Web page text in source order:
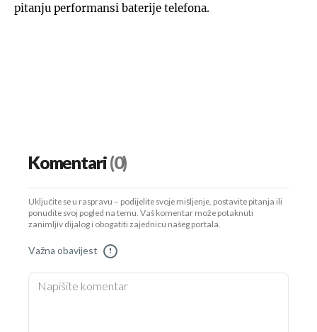
pitanju performansi baterije telefona.
Komentari(0)
Uključite se u raspravu – podijelite svoje mišljenje, postavite pitanja ili
ponudite svoj pogled na temu. Vaš komentar može potaknuti
zanimljiv dijalog i obogatiti zajednicu našeg portala.
Važna obavijest !